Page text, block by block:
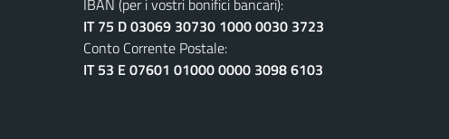
IT 75 D 03069 30730 1000 0030 3723
Conto Corrente Postale:
IT 53 E 07601 01000 0000 3098 6103